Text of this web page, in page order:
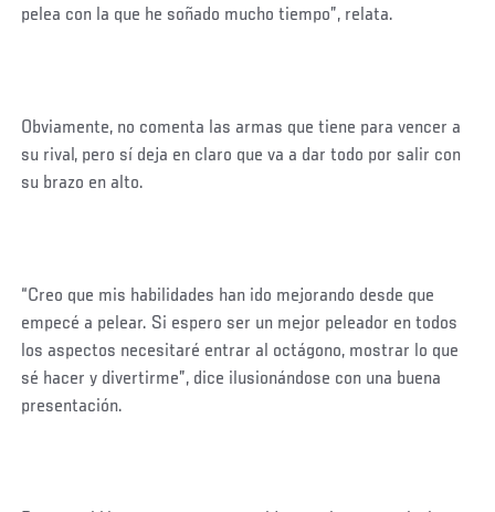
pelea con la que he soñado mucho tiempo”, relata.
Obviamente, no comenta las armas que tiene para vencer a
su rival, pero sí deja en claro que va a dar todo por salir con
su brazo en alto.
“Creo que mis habilidades han ido mejorando desde que
empecé a pelear. Si espero ser un mejor peleador en todos
los aspectos necesitaré entrar al octágono, mostrar lo que
sé hacer y divertirme”, dice ilusionándose con una buena
presentación.